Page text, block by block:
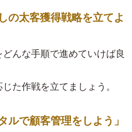
の太客獲得戦略を立てよ
んな手順で進めていけば良
た作戦を立てましょう。
ルで顧客管理をしよう」